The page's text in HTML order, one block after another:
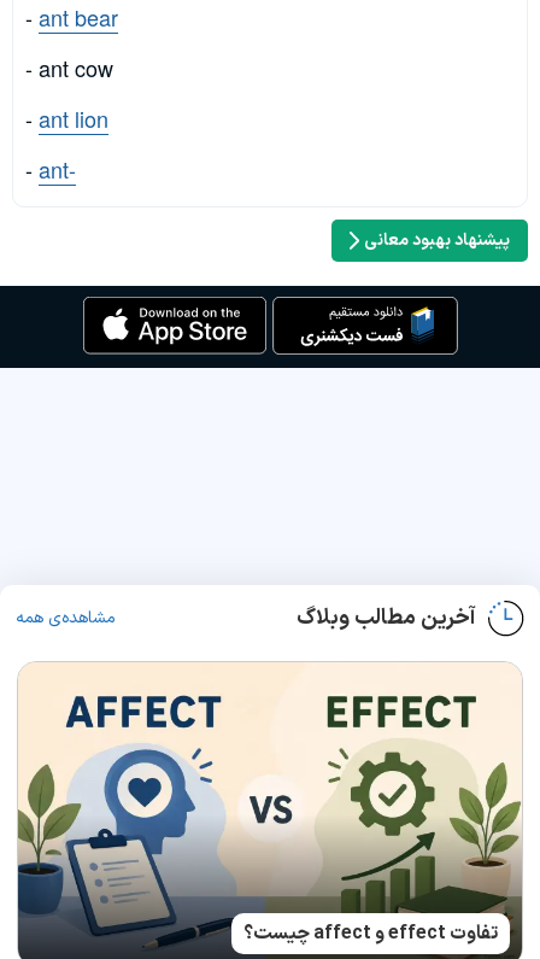
-ant bear
- ant cow
-ant lion
-ant-
پیشنهاد بهبود معانی
آخرین مطالب وبلاگ مشاهده‌ی همه
تفاوت effect و affect چیست؟